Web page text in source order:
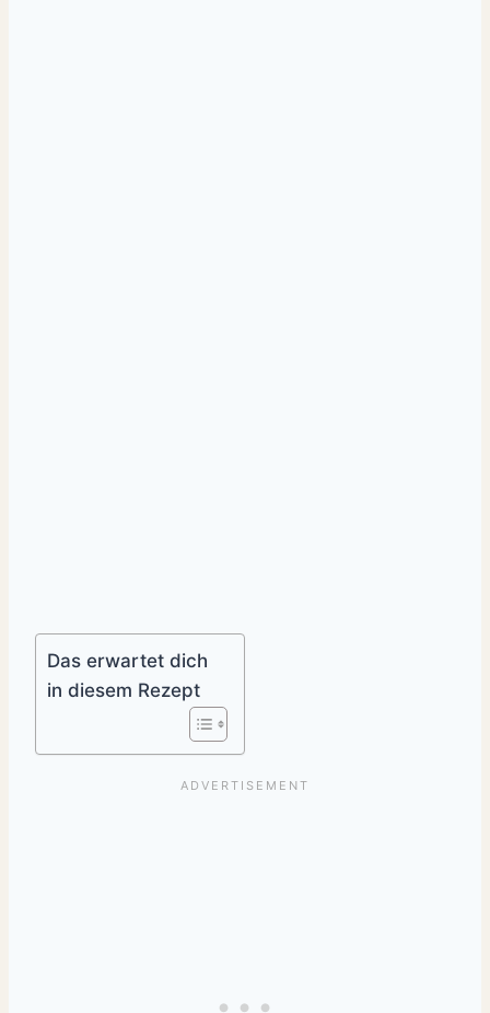
Das erwartet dich
in diesem Rezept